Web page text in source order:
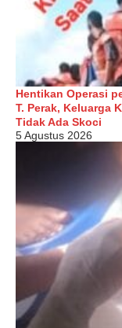
Hentikan Operasi
T. Perak, Keluarga
Tidak Ada Skoci
5 Agustus 2026